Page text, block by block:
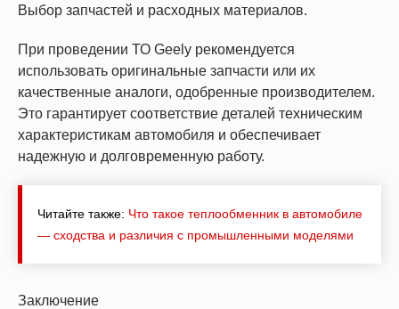
Выбор запчастей и расходных материалов.
При проведении ТО Geely рекомендуется
использовать оригинальные запчасти или их
качественные аналоги, одобренные производителем.
Это гарантирует соответствие деталей техническим
характеристикам автомобиля и обеспечивает
надежную и долговременную работу.
Читайте также: Что такое теплообменник в автомобиле
— сходства и различия с промышленными моделями
Заключение